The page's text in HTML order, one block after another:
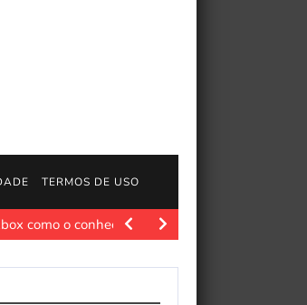
TERMOS DE USO
como o conhecemos está prestes a…